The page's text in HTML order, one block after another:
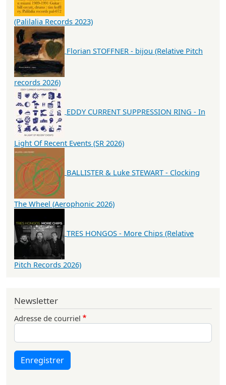
(Palilalia Records 2023)
Florian STOFFNER - bijou (Relative Pitch
records 2026)
EDDY CURRENT SUPPRESSION RING - In
Light Of Recent Events (SR 2026)
BALLISTER & Luke STEWART - Clocking
The Wheel (Aerophonic 2026)
TRES HONGOS - More Chips (Relative
Pitch Records 2026)
Newsletter
Adresse de courriel
Enregistrer